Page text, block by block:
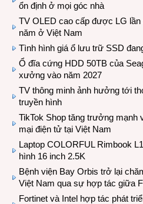
ổn định ở mọi góc nhà
TV OLED cao cấp được LG lần
năm ở Việt Nam
Tình hình giá ổ lưu trữ SSD
Ổ đĩa cứng HDD 50TB của
xưởng vào năm 2027
TV thông minh ảnh hưởng tới
truyền hình
TikTok Shop tăng trưởng mạnh
mại điện tử tại Việt Nam
Laptop COLORFUL Rimbook
hình 16 inch 2.5K
Bệnh viện Bay Orbis trở lại
Việt Nam qua sự hợp tác giữa
Fortinet và Intel hợp tác phát